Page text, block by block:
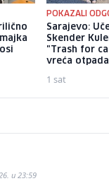
POKAZALI
Sarajevo:
Skender
"Trash for
vreća otpada
1 sat
u 23:59